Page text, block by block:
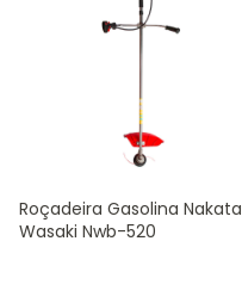
Roçadeira Gasolina Nakata
Wasaki Nwb-520